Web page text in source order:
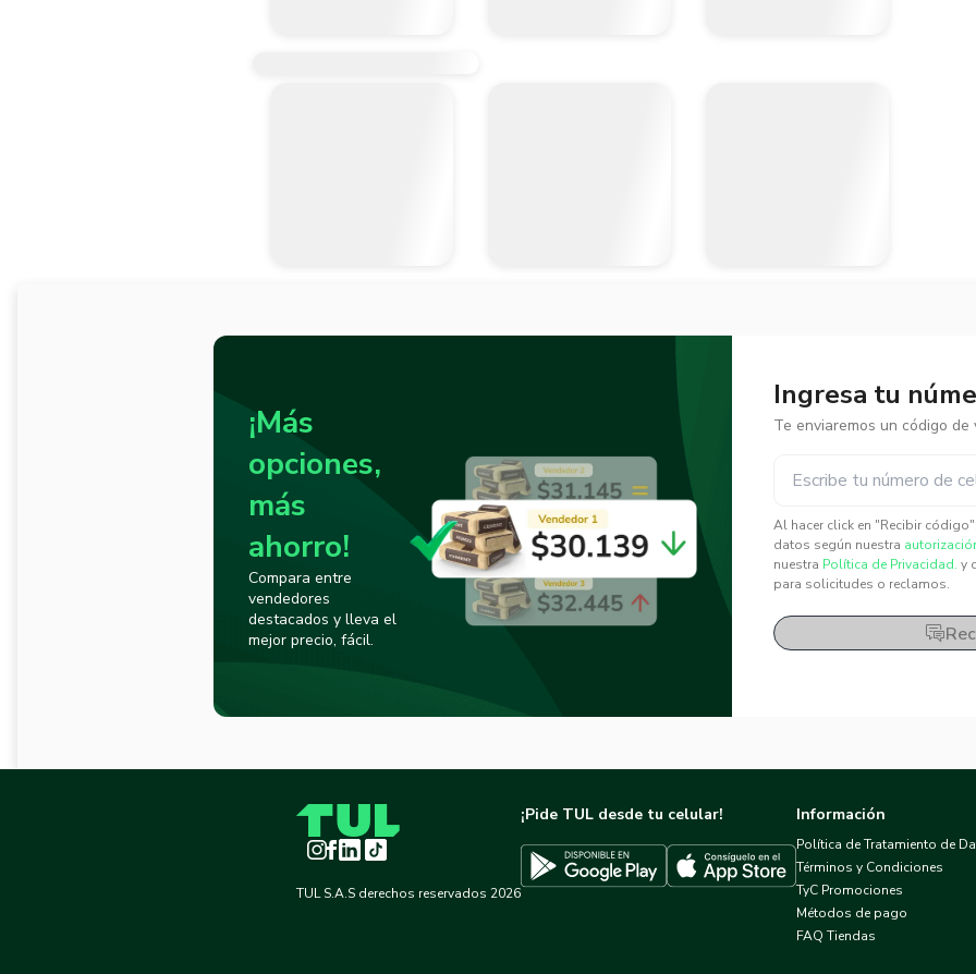
¡Más
opciones,
más
ahorro!
Compara entre
vendedores
destacados y lleva el
mejor precio, fácil.
Ingresa tu
Te enviaremos un código de
Al hacer click en "Recibir
datos según nuestra
nuestra Política de Privacidad. y
para solicitudes o reclamos.
Instagram
Facebook
LinkedInTikTok
TUL S.A.S derechos reservados 2026
¡Pide TUL desde tu celular!
Descargar TUL en Google PlayDescargar TUL en App Store
Información
Política de Tratamiento de
Términos y Condiciones
TyC Promociones
Métodos de pago
FAQ Tiendas